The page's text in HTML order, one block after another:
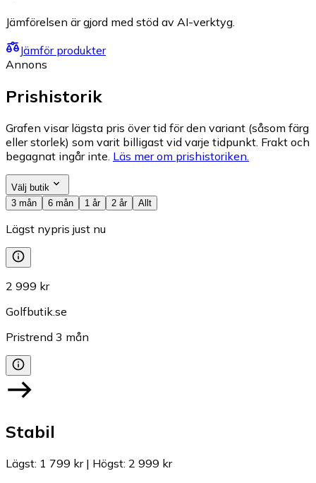
Jämförelsen är gjord med stöd av AI-verktyg.
Jämför produkter
Annons
Prishistorik
Grafen visar lägsta pris över tid för den variant (såsom färg
eller storlek) som varit billigast vid varje tidpunkt. Frakt och
begagnat ingår inte. Läs mer om prishistoriken.
Välj butik
3 mån
6 mån 1 år 2 år Allt
Lägst nypris just nu
2 999 kr
Golfbutik.se
Pristrend 3 mån
Stabil
Lägst: 1 799 kr| Högst: 2 999 kr